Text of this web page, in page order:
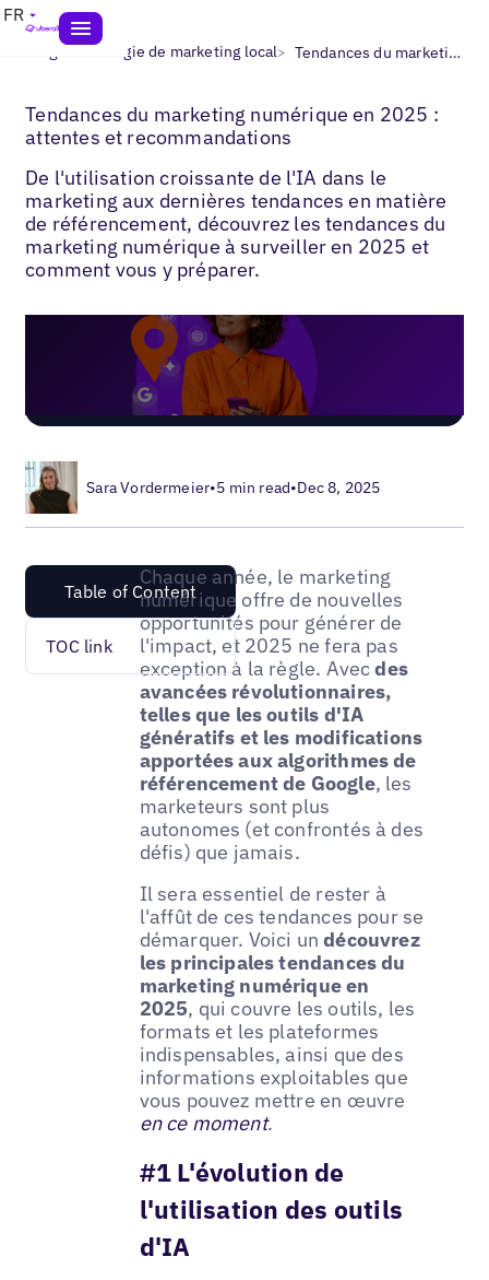
FR
Blogs> Stratégie de marketing local> Tendances du marketing local
Tendances du marketing numérique en 2025 :
attentes et recommandations
De l'utilisation croissante de l'IA dans le
marketing aux dernières tendances en matière
de référencement, découvrez les tendances du
marketing numérique à surveiller en 2025 et
comment vous y préparer.
Sara Vordermeier•5 min read•Dec 8, 2025
Table of Content
TOC link
Chaque année, le marketing
numérique offre de nouvelles
opportunités pour générer de
l'impact, et 2025 ne fera pas
exception à la règle. Avecdes
avancées révolutionnaires,
telles que les outils d'IA
génératifs et les modifications
apportées aux algorithmes de
référencement de Google, les
marketeurs sont plus
autonomes (et confrontés à des
défis) que jamais.
Il sera essentiel de rester à
l'affût de ces tendances pour se
démarquer. Voici undécouvrez
les principales tendances du
marketing numérique en
2025, qui couvre les outils, les
formats et les plateformes
indispensables, ainsi que des
informations exploitables que
vous pouvez mettre en œuvre
en ce moment.
#1 L'évolution de
l'utilisation des outils
d'IA